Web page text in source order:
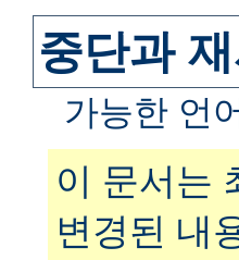
중단과
가능한 언
이 문서는
변경된 내